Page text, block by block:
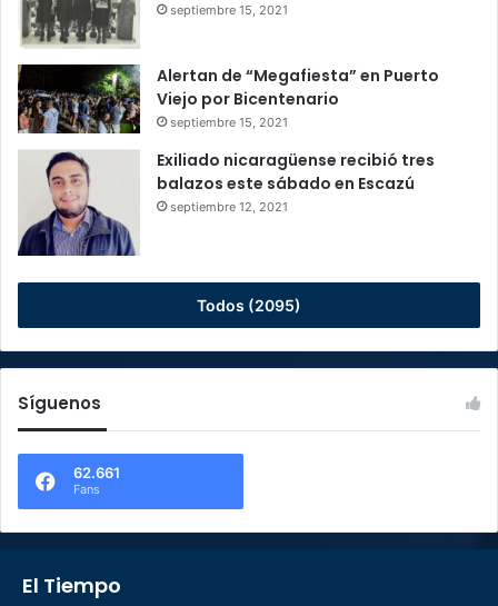
septiembre 15, 2021
Alertan de “Megafiesta” en Puerto
Viejo por Bicentenario
septiembre 15, 2021
Exiliado nicaragüense recibió tres
balazos este sábado en Escazú
septiembre 12, 2021
Todos (2095)
Síguenos
62.661
Fans
El Tiempo